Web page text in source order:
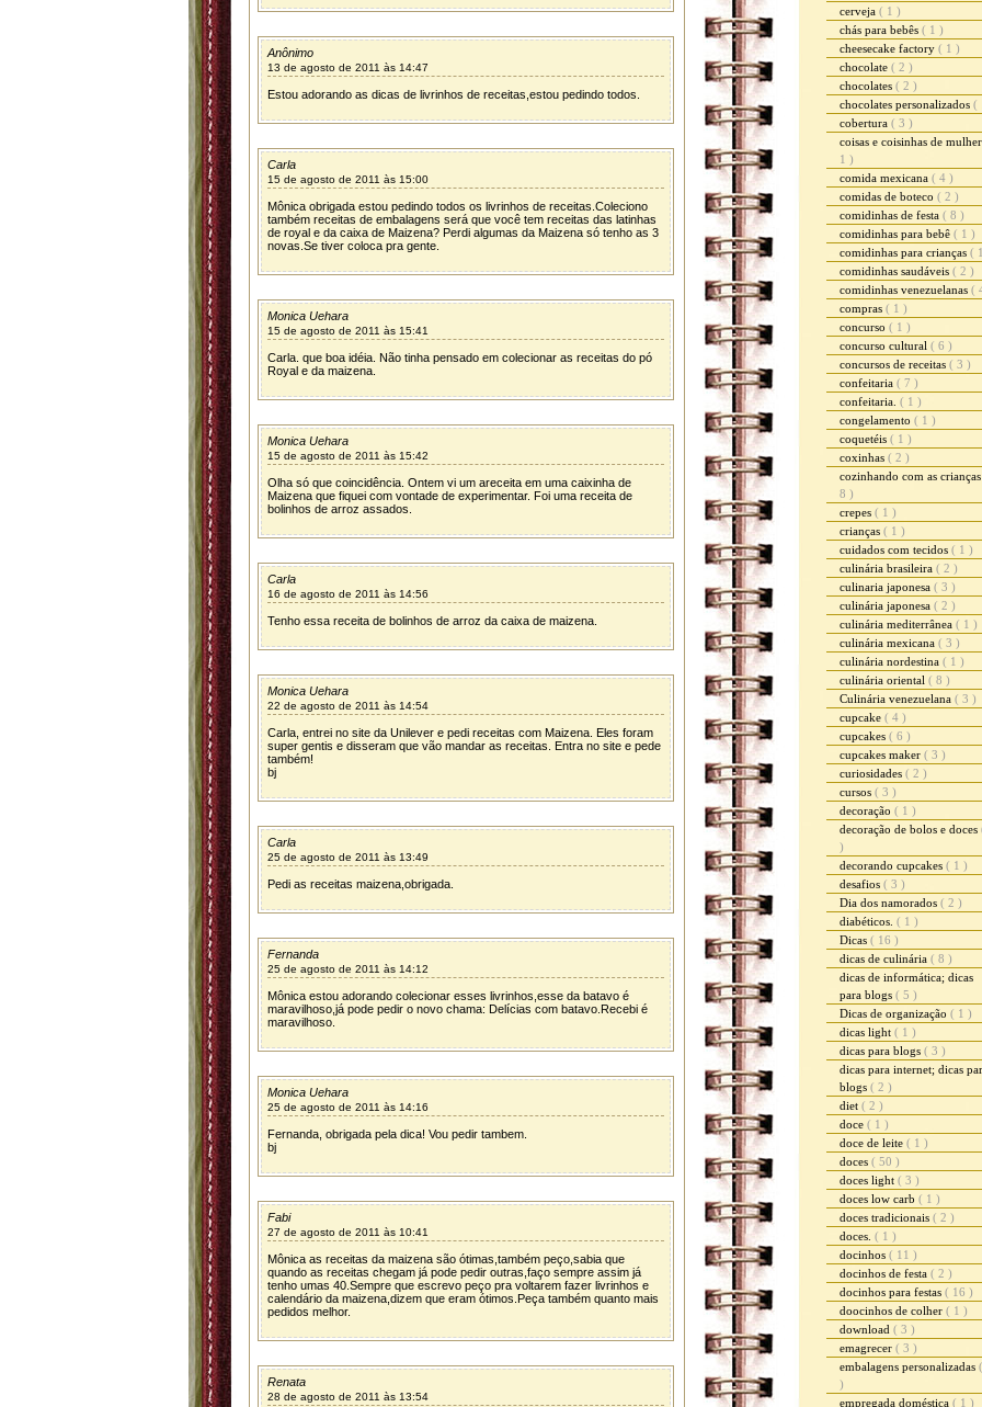
Anônimo
13 de agosto de 2011 às 14:47
Estou adorando as dicas de livrinhos de receitas,estou pedindo todos.
Carla
15 de agosto de 2011 às 15:00
Mônica obrigada estou pedindo todos os livrinhos de receitas.Coleciono
também receitas de embalagens será que você tem receitas das latinhas
de royal e da caixa de Maizena? Perdi algumas da Maizena só tenho as 3
novas.Se tiver coloca pra gente.
Monica Uehara
15 de agosto de 2011 às 15:41
Carla. que boa idéia. Não tinha pensado em colecionar as receitas do pó
Royal e da maizena.
Monica Uehara
15 de agosto de 2011 às 15:42
Olha só que coincidência. Ontem vi um areceita em uma caixinha de
Maizena que fiquei com vontade de experimentar. Foi uma receita de
bolinhos de arroz assados.
Carla
16 de agosto de 2011 às 14:56
Tenho essa receita de bolinhos de arroz da caixa de maizena.
Monica Uehara
22 de agosto de 2011 às 14:54
Carla, entrei no site da Unilever e pedi receitas com Maizena. Eles foram
super gentis e disseram que vão mandar as receitas. Entra no site e pede
também!
bj
Carla
25 de agosto de 2011 às 13:49
Pedi as receitas maizena,obrigada.
Fernanda
25 de agosto de 2011 às 14:12
Mônica estou adorando colecionar esses livrinhos,esse da batavo é
maravilhoso,já pode pedir o novo chama: Delícias com batavo.Recebi é
maravilhoso.
Monica Uehara
25 de agosto de 2011 às 14:16
Fernanda, obrigada pela dica! Vou pedir tambem.
bj
Fabi
27 de agosto de 2011 às 10:41
Mônica as receitas da maizena são ótimas,também peço,sabia que
quando as receitas chegam já pode pedir outras,faço sempre assim já
tenho umas 40.Sempre que escrevo peço pra voltarem fazer livrinhos e
calendário da maizena,dizem que eram ótimos.Peça também quanto mais
pedidos melhor.
Renata
28 de agosto de 2011 às 13:54
cerveja ( 1 )
chás para bebês ( 1 )
cheesecake factory ( 1 )
chocolate ( 2 )
chocolates ( 2 )
chocolates personalizados (
cobertura ( 3 )
coisas e coisinhas de
1 )
comida mexicana ( 4 )
comidas de boteco ( 2 )
comidinhas de festa ( 8 )
comidinhas para bebê ( 1 )
comidinhas para crianças (
comidinhas saudáveis ( 2 )
comidinhas venezuelanas (
compras ( 1 )
concurso ( 1 )
concurso cultural ( 6 )
concursos de receitas ( 3 )
confeitaria ( 7 )
confeitaria. ( 1 )
congelamento ( 1 )
coquetéis ( 1 )
coxinhas ( 2 )
cozinhando com as
8 )
crepes ( 1 )
crianças ( 1 )
cuidados com tecidos ( 1 )
culinária brasileira ( 2 )
culinaria japonesa ( 3 )
culinária japonesa ( 2 )
culinária mediterrânea ( 1 )
culinária mexicana ( 3 )
culinária nordestina ( 1 )
culinária oriental ( 8 )
Culinária venezuelana ( 3 )
cupcake ( 4 )
cupcakes ( 6 )
cupcakes maker ( 3 )
curiosidades ( 2 )
cursos ( 3 )
decoração ( 1 )
decoração de bolos e doces
)
decorando cupcakes ( 1 )
desafios ( 3 )
Dia dos namorados ( 2 )
diabéticos. ( 1 )
Dicas ( 16 )
dicas de culinária ( 8 )
dicas de informática; dicas
para blogs ( 5 )
Dicas de organização ( 1 )
dicas light ( 1 )
dicas para blogs ( 3 )
dicas para internet; dicas
blogs ( 2 )
diet ( 2 )
doce ( 1 )
doce de leite ( 1 )
doces ( 50 )
doces light ( 3 )
doces low carb ( 1 )
doces tradicionais ( 2 )
doces. ( 1 )
docinhos ( 11 )
docinhos de festa ( 2 )
docinhos para festas ( 16 )
doocinhos de colher ( 1 )
download ( 3 )
emagrecer ( 3 )
embalagens personalizadas
)
empregada doméstica ( 1 )